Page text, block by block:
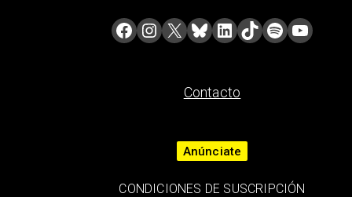
Contacto
Anúnciate
CONDICIONES DE SUSCRIPCIÓN